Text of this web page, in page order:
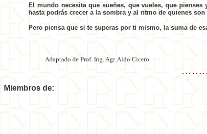
El mundo necesita que sueñes, que vueles, que
hasta podrás crecer a la sombra y al ritmo de quienes son
Pero piensa que si te superas por ti mismo, la suma de
Adaptado de Prof. Ing. Agr. Aldo Cicero
Miembros de: